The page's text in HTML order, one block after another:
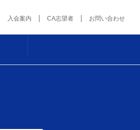
入会案内 CA志望者 お問い合わせ